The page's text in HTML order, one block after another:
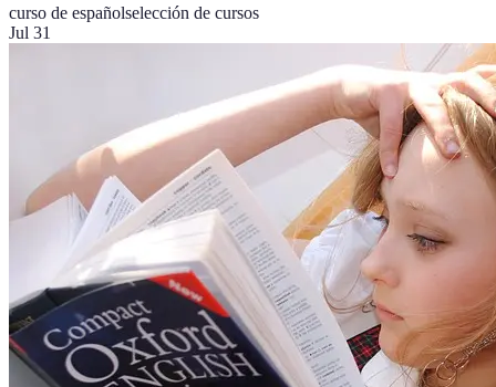
curso de españolselección de cursos
Jul 31